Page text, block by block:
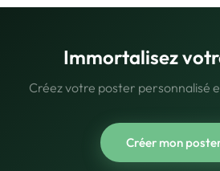
Immortalisez
Créez votre poster personnalisé
Créer mon